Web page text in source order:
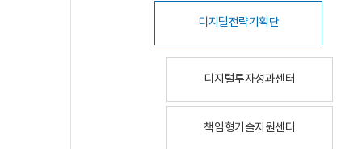
디지털전략기획단
디지털투자성과센터
책임형기술지원센터